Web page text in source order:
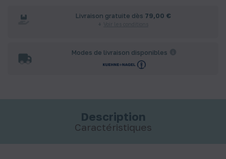
Livraison gratuite dès 79,00 €
Modes de livraison disponibles
Description
Caractéristiques